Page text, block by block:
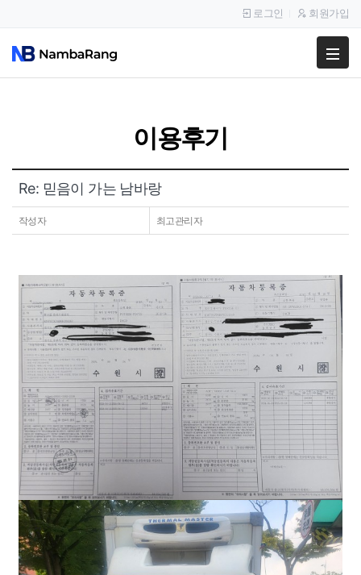
팔고
공지사항
이용후기
로그인 회원가입
이용후기
Re: 믿음이 가는 남바랑
작성자 최고관리자